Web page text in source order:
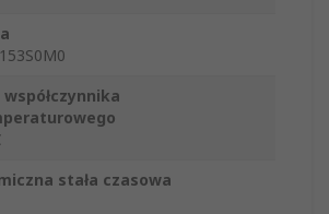
współczynnika
stała czasowa